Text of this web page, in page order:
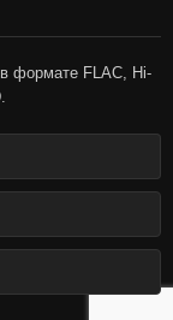
формате FLAC, Hi-